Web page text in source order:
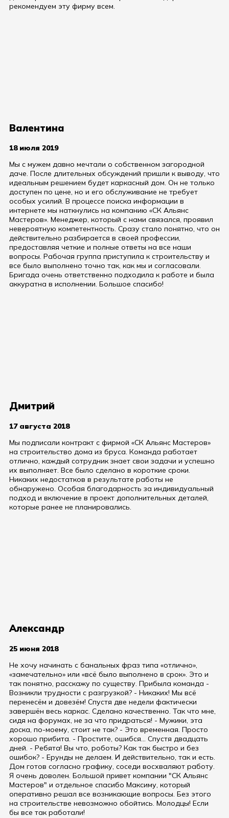
рекомендуем эту фирму всем.
Валентина
18 июля 2019
Мы с мужем давно мечтали о собственном загородной
даче. После длительных обсуждений пришли к выводу, что
идеальным решением будет каркасный дом. Он не только
доступен по цене, но и его обслуживание не требует
особых усилий. В процессе поиска информации в
интернете мы наткнулись на компанию «СК Альянс
Мастеров». Менеджер, который с нами связался, проявил
невероятную компетентность. Сразу стало понятно, что он
действительно разбирается в своей профессии,
предоставляя четкие и полные ответы на все наши
вопросы. Рабочая группа приступила к строительству и
все было выполнено точно так, как мы и согласовали.
Бригада очень ответственно подходила к работе и была
аккуратна в исполнении. Большое спасибо!
Дмитрий
17 августа 2018
Мы подписали контракт с фирмой «СК Альянс Мастеров»
на строительство дома из бруса. Команда работает
отлично, каждый сотрудник знает свои задачи и успешно
их выполняет. Все было сделано в короткие сроки.
Никаких недостатков в результате работы не
обнаружено. Особая благодарность за индивидуальный
подход и включение в проект дополнительных деталей,
которые ранее не планировались.
Александр
25 июня 2018
Не хочу начинать с банальных фраз типа «отлично»,
«замечательно» или «всё было выполнено в срок». Это и
так понятно, расскажу по существу. Прибыла команда -
Возникли трудности с разгрузкой? - Никаких! Мы всё
перенесём и довезём! Спустя две недели фактически
завершён весь каркас. Сделано качественно. Так что мне,
сидя на форумах, не за что придраться! - Мужики, эта
доска, по-моему, стоит не так? - Это временная. Просто
хорошо прибита. - Простите, ошибся... Спустя двадцать
дней. - Ребята! Вы что, роботы? Как так быстро и без
ошибок? - Ерунды не делаем. И действительно, так и есть.
Дом готов согласно графику, соседи восхваляют работу.
Я очень доволен. Большой привет компании "СК Альянс
Мастеров" и отдельное спасибо Максиму, который
оперативно решал все возникающие вопросы. Без этого
на строительстве невозможно обойтись. Молодцы! Если
бы все так работали!